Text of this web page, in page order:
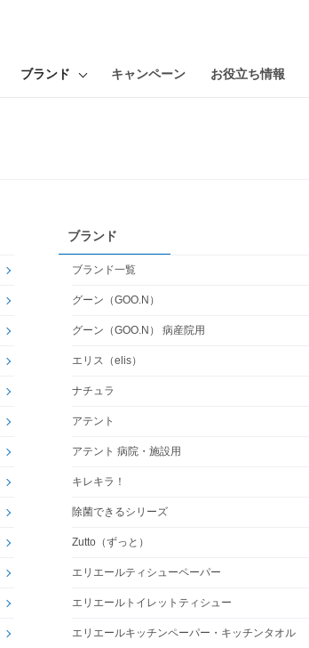
ブランド キャンペーン お役立ち情報
ブランド
ブランド一覧
グーン（GOO.N）
グーン（GOO.N） 病産院用
エリス（elis）
ナチュラ
アテント
アテント 病院・施設用
キレキラ！
除菌できるシリーズ
Zutto（ずっと）
エリエールティシューペーパー
エリエールトイレットティシュー
エリエールキッチンペーパー・キッチンタオル